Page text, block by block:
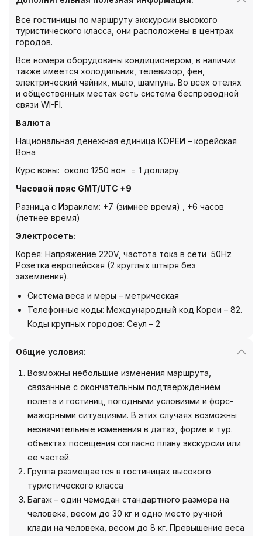
Все гостиницы по маршруту экскурсии высокого
туристического класса, они расположены в центрах
городов.
Все номера оборудованы кондиционером, в наличии
также имеется холодильник, телевизор, фен,
электрический чайник, мыло, шампунь. Во всех отелях
и общественных местах есть система беспроводной
связи WI-FI.
Валюта
Национальная денежная единица КОРЕИ – корейская
Вона
Курс воны: около 1250 вон = 1 доллару.
Часовой пояс GMT/UTC +9
Разница с Израилем: +7 (зимнее время) , +6 часов
(летнее время)
Электросеть:
Корея: Напряжение 220V, частота тока в сети 50Hz
Розетка европейская (2 круглых штыря без
заземления).
Система веса и меры – метрическая
Телефонные коды: Международный код Кореи – 82.
Коды крупных городов: Сеул – 2
Общие условия:
Возможны небольшие изменения маршрута,
связанные с окончательным подтверждением
полета и гостиниц, погодными условиями и форс-
мажорными ситуациями. В этих случаях возможны
незначительные изменения в датах, форме и тур.
объектах посещения согласно плану экскурсии или
ее частей.
Группа размещается в гостиницах высокого
туристического класса
Багаж – один чемодан стандартного размера на
человека, весом до 30 кг и одно место ручной
клади на человека, весом до 8 кг. Превышение веса